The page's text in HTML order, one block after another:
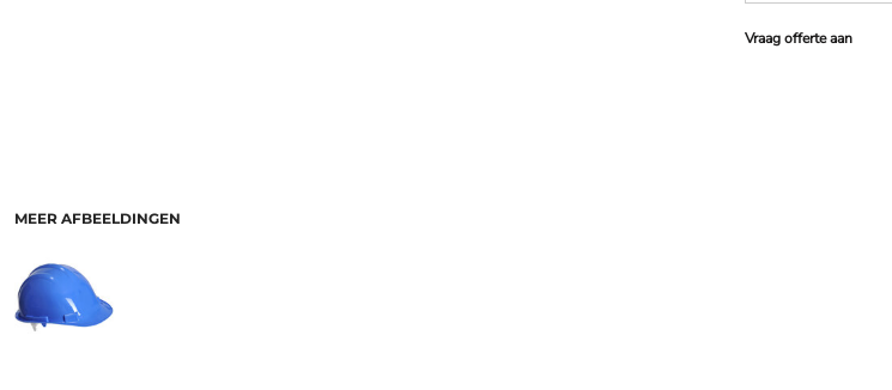
MEER AFBEELDINGEN
Vraag offerte aan